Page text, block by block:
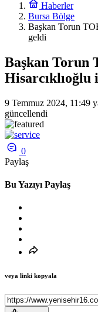
Haberler
Bursa Bölge
Başkan Torun
geldi
Başkan Torun
9 Temmuz 2024, 11:49
güncellendi
0
Paylaş
Bu Yazıyı Paylaş
veya linki kopyala